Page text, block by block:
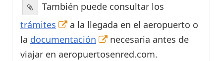
También puede consultar los
trámites
a la llegada en el aeropuerto o
la documentación
necesaria antes de
viajar en aeropuertosenred.com.